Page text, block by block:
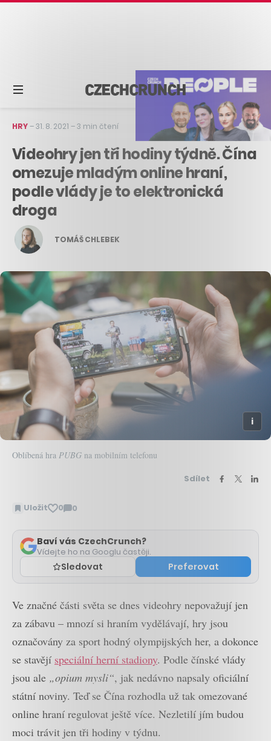
HRY–31. 8. 2021 –3 min čtení
Videohry jen tři hodiny týdně. Čína
omezuje mladým online hraní,
podle vlády je to elektronická
droga
TOMÁŠ CHLEBEK
Oblíbená hra PUBG na mobilním telefonu
Sdílet
Uložit 0 0
Zobrazit
Baví vás CzechCrunch?
Vídejte ho na Googlu častěji.
Sledovat Preferovat
Ve značné části světa se dnes videohry nepovažují jen
za zábavu – mnozí si hraním vydělávají, hry jsou
označovány za sport hodný olympijských her, a dokonce
se stavějí speciální herní stadiony. Podle čínské vlády
jsou ale „opium mysli“, jak nedávno napsaly oficiální
státní noviny. Teď se Čína rozhodla už tak omezované
online hraní regulovat ještě více. Nezletilí jím budou
moci trávit jen tři hodiny v týdnu.